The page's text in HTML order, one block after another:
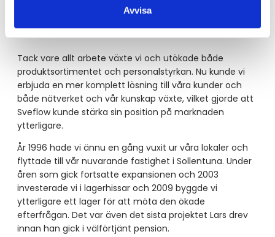
Avvisa
starkare erbjudande
Tack vare allt arbete växte vi och utökade både
produktsortimentet och personalstyrkan. Nu kunde vi
erbjuda en mer komplett lösning till våra kunder och
både nätverket och vår kunskap växte, vilket gjorde att
Sveflow kunde stärka sin position på marknaden
ytterligare.
År 1996 hade vi ännu en gång vuxit ur våra lokaler och
flyttade till vår nuvarande fastighet i Sollentuna. Under
åren som gick fortsatte expansionen och 2003
investerade vi i lagerhissar och 2009 byggde vi
ytterligare ett lager för att möta den ökade
efterfrågan. Det var även det sista projektet Lars drev
innan han gick i välförtjänt pension.